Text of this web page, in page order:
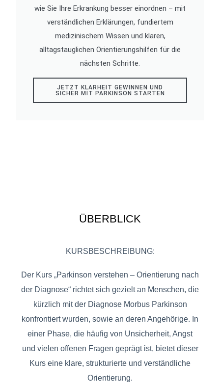
wie Sie Ihre Erkrankung besser einordnen – mit
verständlichen Erklärungen, fundiertem
medizinischem Wissen und klaren,
alltagstauglichen Orientierungshilfen für die
nächsten Schritte.
JETZT KLARHEIT GEWINNEN UND
SICHER MIT PARKINSON STARTEN
ÜBERBLICK
KURSBESCHREIBUNG:
Der Kurs „Parkinson verstehen – Orientierung nach
der Diagnose“ richtet sich gezielt an Menschen, die
kürzlich mit der Diagnose Morbus Parkinson
konfrontiert wurden, sowie an deren Angehörige. In
einer Phase, die häufig von Unsicherheit, Angst
und vielen offenen Fragen geprägt ist, bietet dieser
Kurs eine klare, strukturierte und verständliche
Orientierung.